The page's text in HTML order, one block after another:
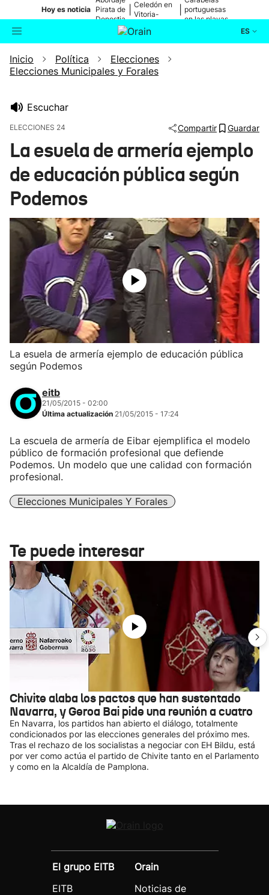
Hoy es noticia Pirata de
Donostia
Celedón en
Vitoria-
portuguesas
en las playas
ES
Buscador Actualidad
Ikusmiran
Inicio Política
Elecciones
Elecciones Municipales y Forales
Escuchar
ELECCIONES 24 Compartir Guardar
La esuela de armería ejemplo
de educación pública según
Podemos
La esuela de armería ejemplo de educación pública
según Podemos
eitb
21/05/2015 - 02:00
Última actualización 21/05/2015 - 17:24
La escuela de armería de Eibar ejemplifica el modelo
público de formación profesional que defiende
Podemos. Un modelo que une calidad con formación
profesional.
Elecciones Municipales Y Forales
Te puede interesar
Chivite alaba los pactos que han sustentado
Navarra, y Geroa Bai pide una reunión a cuatro
En Navarra, los partidos han abierto el diálogo, totalmente
condicionados por las elecciones generales del próximo mes.
Tras el rechazo de los socialistas a negociar con EH Bildu, está
por ver como actúa el partido de Chivite tanto en el Parlamento
y como en la Alcaldía de Pamplona.
El grupo EITB
EITB
Orain
Noticias de